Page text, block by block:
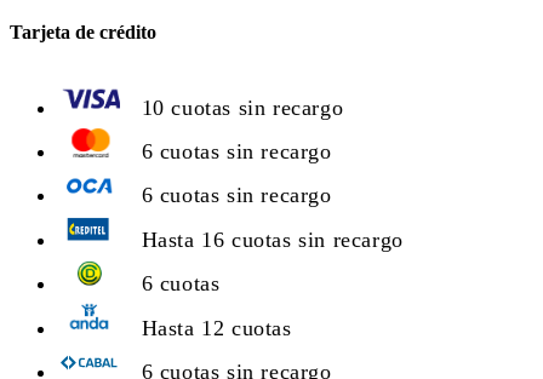
Tarjeta de crédito
10 cuotas sin recargo
6 cuotas sin recargo
6 cuotas sin recargo
Hasta 16 cuotas sin recargo
6 cuotas
Hasta 12 cuotas
6 cuotas sin recargo